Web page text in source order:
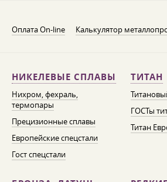
Оплата On-line Калькулятор
НИКЕЛЕВЫЕ СПЛАВЫ
Нихром, фехраль,
термопары
Прецизионные сплавы
Европейские спецстали
Гост спецстали
ТИТАН
ГОСТы
Титан